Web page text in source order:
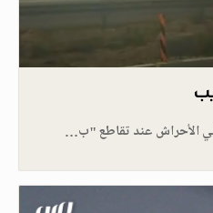
الأحراش عند تقاطع "ب…